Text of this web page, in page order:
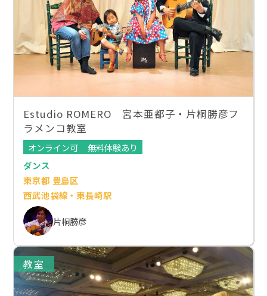
Estudio ROMERO 宮本亜都子・片桐勝彦フ
ラメンコ教室
オンライン可
無料体験あり
ダンス
東京都 豊島区
西武池袋線・東長崎駅
片桐勝彦
教室